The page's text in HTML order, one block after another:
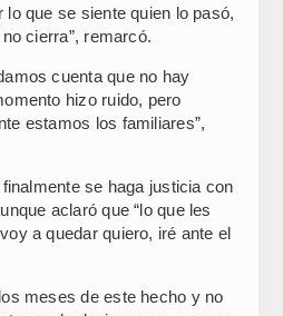
que se siente quien lo pasó,
cierra”, remarcó.
cuenta que no hay
hizo ruido, pero
estamos los familiares”,
se haga justicia con
aclaró que “lo que les
a quedar quiero, iré ante el
meses de este hecho y no